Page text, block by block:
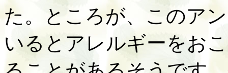
た。ところが、このア
いるとアレルギーをお